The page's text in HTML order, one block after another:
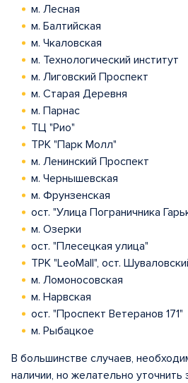
м. Лесная
м. Балтийская
м. Чкаловская
м. Технологический институт
м. Лиговский Проспект
м. Старая Деревня
м. Парнас
ТЦ "Рио"
ТРК "Парк Молл"
м. Ленинский Проспект
м. Чернышевская
м. Фрунзенская
ост. "Улица Пограничника
м. Озерки
ост. "Плесецкая улица"
ТРК "LeoMall", ост.
м. Ломоносовская
м. Нарвская
ост. "Проспект Ветеранов 171"
м. Рыбацкое
В большинстве случаев,
наличии, но желательно